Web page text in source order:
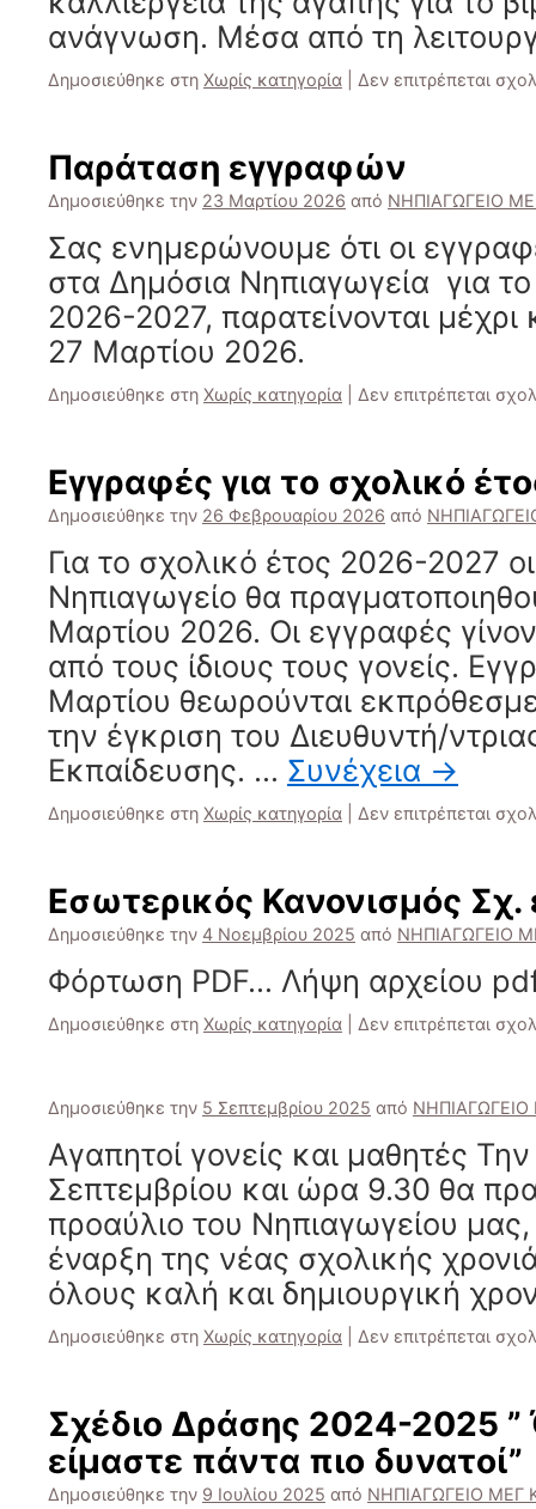
ανάγνωση. Μέσα από τη
Δημοσιεύθηκε στη Χωρίς κατηγορία Δεν επιτρέπεται
Παράταση εγγραφών
Δημοσιεύθηκε την 23 Μαρτίου 2026 από ΝΗΠΙΑΓΩΓΕΙΟ
Σας ενημερώνουμε ότι οι
στα Δημόσια Νηπιαγωγεία για
2026-2027, παρατείνονται
27 Μαρτίου 2026.
Δημοσιεύθηκε στη Χωρίς κατηγορία Δεν επιτρέπεται
Εγγραφές για το σχολικό
Δημοσιεύθηκε την 26 Φεβρουαρίου 2026 από
Για το σχολικό έτος 2026-2027
Νηπιαγωγείο θα
Μαρτίου 2026. Οι εγγραφές
από τους ίδιους τους γονείς.
Μαρτίου θεωρούνται
την έγκριση του Διευθυντή/
Εκπαίδευσης. … Συνέχεια →
Δημοσιεύθηκε στη Χωρίς κατηγορία Δεν επιτρέπεται
Εσωτερικός Κανονισμός
Δημοσιεύθηκε την 4 Νοεμβρίου 2025 από ΝΗΠΙΑΓΩΓΕΙΟ
Φόρτωση PDF… Λήψη αρχείου
Δημοσιεύθηκε στη Χωρίς κατηγορία Δεν επιτρέπεται
Δημοσιεύθηκε την 5 Σεπτεμβρίου 2025 από
Αγαπητοί γονείς και μαθητές
Σεπτεμβρίου και ώρα 9.30 θα
προαύλιο του Νηπιαγωγείου
έναρξη της νέας σχολικής
όλους καλή και δημιουργική
Δημοσιεύθηκε στη Χωρίς κατηγορία Δεν επιτρέπεται
Σχέδιο Δράσης 2024-2025 ”
είμαστε πάντα πιο δυνατοί”
Δημοσιεύθηκε την 9 Ιουλίου 2025 από ΝΗΠΙΑΓΩΓΕΙΟ ΜΕΓ